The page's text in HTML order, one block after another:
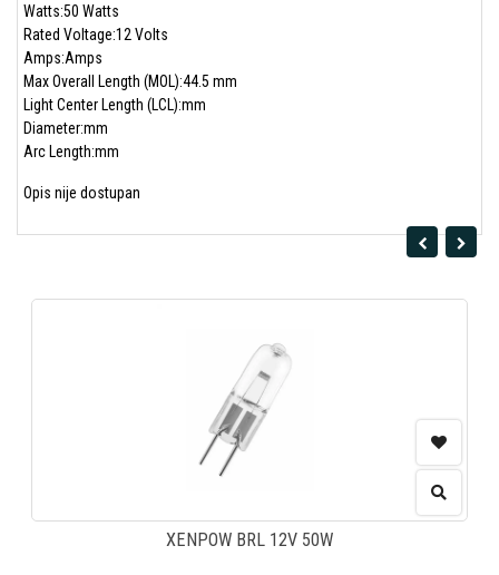
Watts:50 Watts
Rated Voltage:12 Volts
Amps:Amps
Max Overall Length (MOL):44.5 mm
Light Center Length (LCL):mm
Diameter:mm
Arc Length:mm
Opis nije dostupan
XENPOW BRL 12V 50W